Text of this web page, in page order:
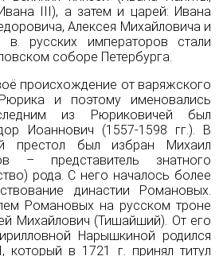
III), а затем и царей: Ивана
Алексея Михайловича и
русских императоров стали
соборе Петербурга.
происхождение от варяжского
и поэтому именовались
из Рюриковичей был
Иоаннович (1557-1598 гг.). В
престол был избран Михаил
– представитель знатного
) рода. С него началось более
династии Романовых.
Романовых на русском троне
Михайлович (Тишайший). От его
Нарышкиной родился
который в 1721 г. принял титул